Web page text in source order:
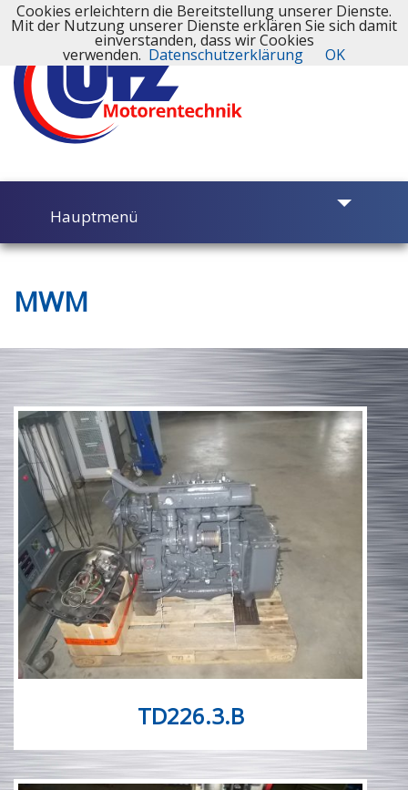
Hauptmenü
Motorinstandsetzung
Werkstatt
Ersatzteile & Service
Unternehmen / Kontakt
MWM
TD226.3.B
Cookies erleichtern die Bereitstellung unserer Dienste.
Mit der Nutzung unserer Dienste erklären Sie sich damit
einverstanden, dass wir Cookies
verwenden. Datenschutzerklärung OK